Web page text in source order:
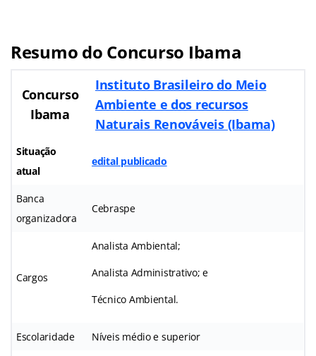
Resumo do Concurso Ibama
Concurso
Ibama
Instituto Brasileiro do Meio
Ambiente e dos recursos
Naturais Renováveis (Ibama)
Situação
atual
edital publicado
Banca
organizadora
Cebraspe
Cargos
Analista Ambiental;
Analista Administrativo; e
Técnico Ambiental.
Escolaridade Níveis médio e superior